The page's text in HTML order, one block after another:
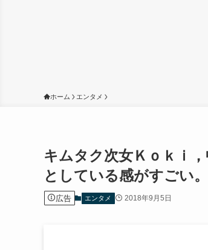
ホーム エンタメ
キムタク次女Ｋｏｋｉ
としている感がすごい。
広告 エンタメ 2018年9月5日